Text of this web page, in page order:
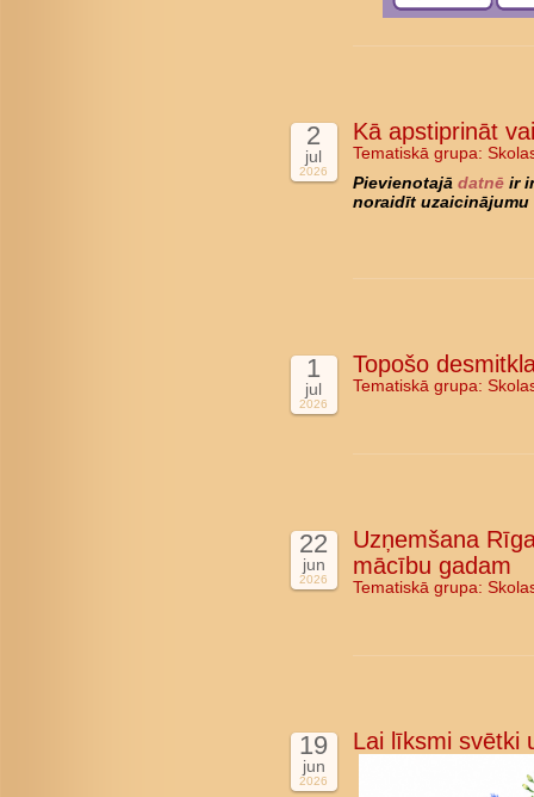
2
jul
2026
Kā apstiprināt
Tematiskā grupa:
Pievienotajā datnē ir
noraidīt uzaicinājumu
1
jul
2026
Topošo
Tematiskā grupa:
22
jun
2026
Uzņemšana
mācību gadam
Tematiskā grupa:
19
jun
2026
Lai līksmi svētki